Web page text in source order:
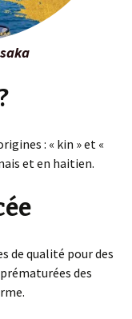
: « kin » et «
et en haitien.
de qualité pour des
des